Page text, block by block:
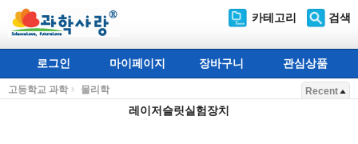
카테고리 검색
로그인 마이페이지 장바구니 관심상품
고등학교 과학 물리학 Recent
레이저슬릿실험장치